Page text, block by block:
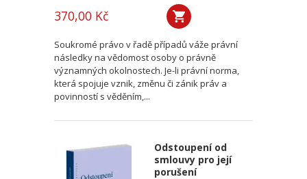
370,00 Kč
Soukromé právo v řadě případů váže právní
následky na vědomost osoby o právně
významných okolnostech. Je-li právní norma,
která spojuje vznik, změnu či zánik práv a
povinností s věděním,...
Odstoupení od
smlouvy pro její
porušení